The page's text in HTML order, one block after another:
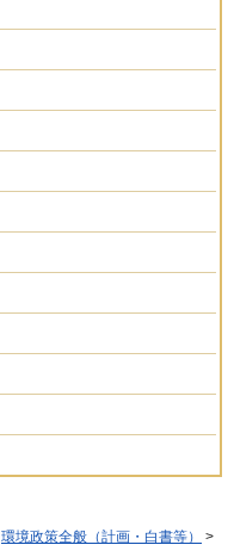
環境政策全般（計画・白書等）
>